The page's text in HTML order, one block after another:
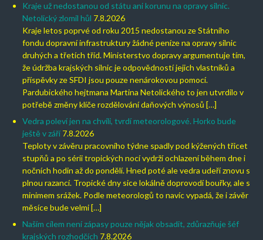
Kraje už nedostanou od státu ani korunu na opravy silnic.
Netolický zlomil hůl 7.8.2026
Kraje letos poprvé od roku 2015 nedostanou ze Státního
fondu dopravní infrastruktury žádné peníze na opravy silnic
druhých a třetích tříd. Ministerstvo dopravy argumentuje tím,
že údržba krajských silnic je odpovědností jejich vlastníků a
příspěvky ze SFDI jsou pouze nenárokovou pomocí.
Pardubického hejtmana Martina Netolického to jen utvrdilo v
potřebě změny klíče rozdělování daňových výnosů […]
Vedra poleví jen na chvíli, tvrdí meteorologové. Horko bude
ještě v září 7.8.2026
Teploty v závěru pracovního týdne spadly pod kýžených třicet
stupňů a po sérii tropických nocí vydrží ochlazení během dne i
nočních hodin až do pondělí. Hned poté ale vedra udeří znovu s
plnou razancí. Tropické dny sice lokálně doprovodí bouřky, ale s
minimem srážek. Podle meteorologů to navíc vypadá, že i závěr
měsíce bude velmi […]
Naším cílem není zápasy pouze nějak obsadit, zdůrazňuje šéf
krajských rozhodčích 7.8.2026